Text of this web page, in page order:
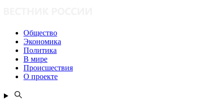
Общество
Экономика
Политика
В мире
Происшествия
О проекте